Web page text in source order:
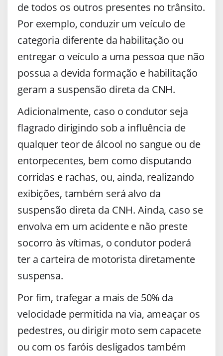
de todos os outros presentes no trânsito.
Por exemplo, conduzir um veículo de
categoria diferente da habilitação ou
entregar o veículo a uma pessoa que não
possua a devida formação e habilitação
geram a suspensão direta da CNH.
Adicionalmente, caso o condutor seja
flagrado dirigindo sob a influência de
qualquer teor de álcool no sangue ou de
entorpecentes, bem como disputando
corridas e rachas, ou, ainda, realizando
exibições, também será alvo da
suspensão direta da CNH. Ainda, caso se
envolva em um acidente e não preste
socorro às vítimas, o condutor poderá
ter a carteira de motorista diretamente
suspensa.
Por fim, trafegar a mais de 50% da
velocidade permitida na via, ameaçar os
pedestres, ou dirigir moto sem capacete
ou com os faróis desligados também